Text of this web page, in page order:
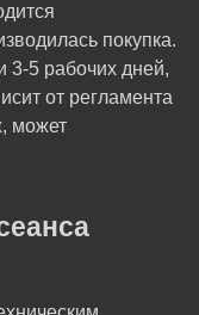
покупка.
3-5 рабочих дней,
от регламента
может